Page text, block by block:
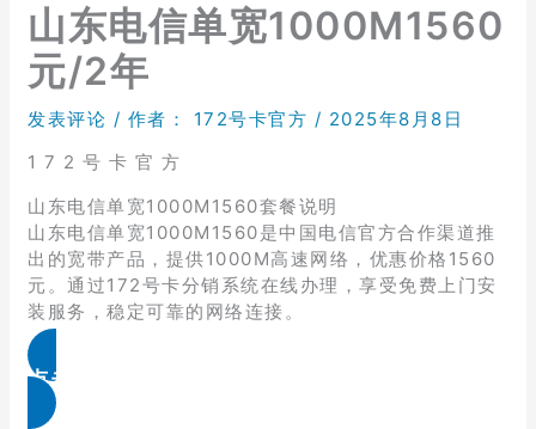
山东电信单宽1000M1560
元/2年
发表评论 / 作者： 172号卡官方 / 2025年8月8日
1 7 2 号 卡 官 方
山东电信单宽1000M1560套餐说明
山东电信单宽1000M1560是中国电信官方合作渠道推
出的宽带产品，提供1000M高速网络，优惠价格1560
元。通过172号卡分销系统在线办理，享受免费上门安
装服务，稳定可靠的网络连接。
点击免费领取